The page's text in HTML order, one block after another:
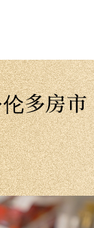
多房市